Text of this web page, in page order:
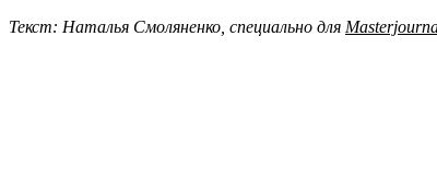
Текст: Наталья Смоляненко, специально для